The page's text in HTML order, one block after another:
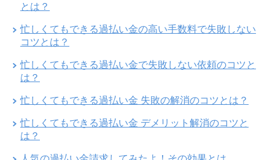
とは？
忙しくてもできる過払い金の高い手数料で失敗しない
コツとは？
忙しくてもできる過払い金で失敗しない依頼のコツと
は？
忙しくてもできる過払い金 失敗の解消のコツとは？
忙しくてもできる過払い金 デメリット解消のコツと
は？